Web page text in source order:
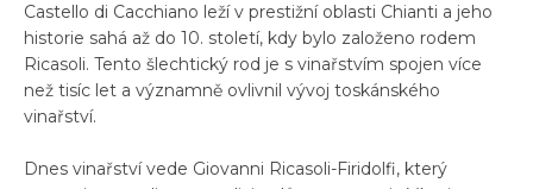
Castello di Cacchiano leží v prestižní oblasti Chianti a jeho
historie sahá až do 10. století, kdy bylo založeno rodem
Ricasoli. Tento šlechtický rod je s vinařstvím spojen více
než tisíc let a významně ovlivnil vývoj toskánského
vinařství.
Dnes vinařství vede Giovanni Ricasoli-Firidolfi, který